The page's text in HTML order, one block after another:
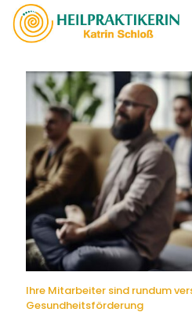
Ihre Mitarbeiter sind rundum
Gesundheitsförderung